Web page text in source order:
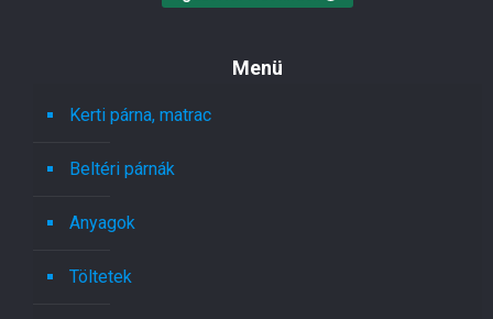
Menü
Kerti párna, matrac
Beltéri párnák
Anyagok
Töltetek